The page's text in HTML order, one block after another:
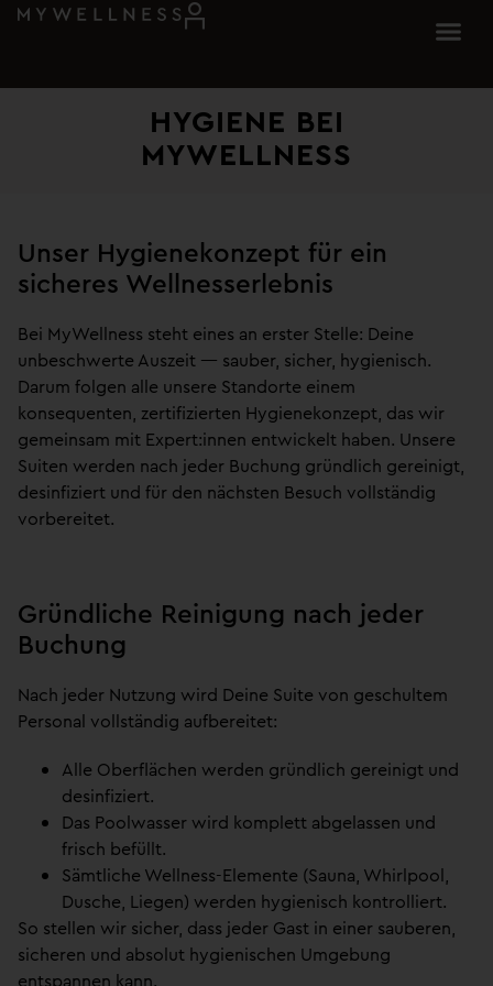
HYGIENE BEI
MYWELLNESS​
Unser Hygienekonzept für ein
sicheres Wellnesserlebnis
Bei MyWellness steht eines an erster Stelle: Deine
unbeschwerte Auszeit — sauber, sicher, hygienisch.
Darum folgen alle unsere Standorte einem
konsequenten, zertifizierten Hygienekonzept, das wir
gemeinsam mit Expert:innen entwickelt haben. Unsere
Suiten werden nach jeder Buchung gründlich gereinigt,
desinfiziert und für den nächsten Besuch vollständig
vorbereitet.
Gründliche Reinigung nach jeder
Buchung
Nach jeder Nutzung wird Deine Suite von geschultem
Personal vollständig aufbereitet:
Alle Oberflächen werden gründlich gereinigt und
desinfiziert.
Das Poolwasser wird komplett abgelassen und
frisch befüllt.
Sämtliche Wellness-Elemente (Sauna, Whirlpool,
Dusche, Liegen) werden hygienisch kontrolliert.
So stellen wir sicher, dass jeder Gast in einer sauberen,
sicheren und absolut hygienischen Umgebung